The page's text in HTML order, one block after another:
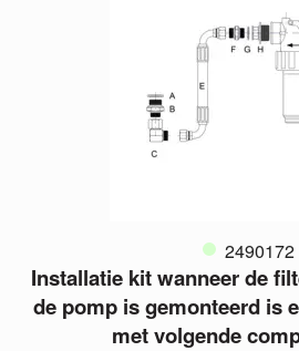
2490172
Installatie kit wanneer de
de pomp is gemonteerd is
met volgende